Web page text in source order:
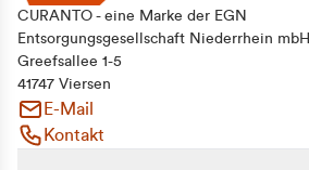
CURANTO - eine Marke der EGN
Entsorgungsgesellschaft Niederrhein mbH
Greefsallee 1-5
41747 Viersen
E-Mail
Kontakt